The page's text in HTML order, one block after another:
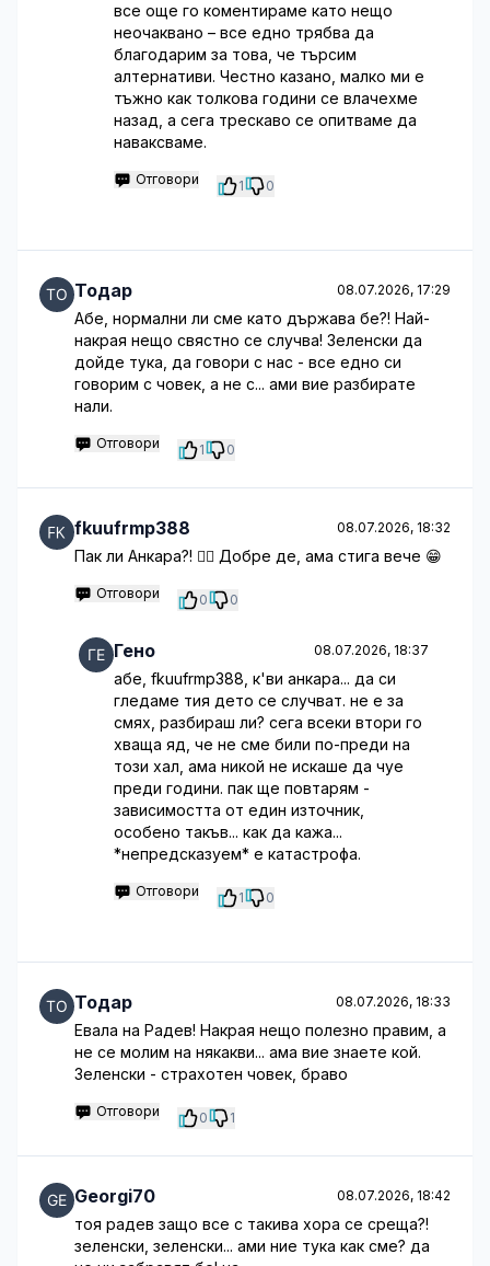
все още го коментираме като нещо
неочаквано – все едно трябва да
благодарим за това, че търсим
алтернативи. Честно казано, малко ми е
тъжно как толкова години се влачехме
назад, а сега трескаво се опитваме да
наваксваме.
Отговори 1 0
Тодар 08.07.2026, 17:29
Абе, нормални ли сме като държава бе?! Най-
накрая нещо свястно се случва! Зеленски да
дойде тука, да говори с нас - все едно си
говорим с човек, а не с... ами вие разбирате
нали.
Отговори 1 0
fkuufrmp388 08.07.2026, 18:32
Пак ли Анкара?! 🤦‍♀️ Добре де, ама стига вече 😁
Отговори 0 0
Гено 08.07.2026, 18:37
абе, fkuufrmp388, к'ви анкара... да си
гледаме тия дето се случват. не е за
смях, разбираш ли? сега всеки втори го
хваща яд, че не сме били по-преди на
този хал, ама никой не искаше да чуе
преди години. пак ще повтарям -
зависимостта от един източник,
особено такъв... как да кажа...
*непредсказуем* е катастрофа.
Отговори 1 0
Тодар 08.07.2026, 18:33
Евала на Радев! Накрая нещо полезно правим, а
не се молим на някакви... ама вие знаете кой.
Зеленски - страхотен човек, браво
Отговори 0 1
Georgi70 08.07.2026, 18:42
тоя радев защо все с такива хора се среща?!
зеленски, зеленски... ами ние тука как сме? да